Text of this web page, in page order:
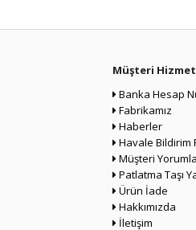
Müşteri
Banka Hesap
Fabrikamız
Haberler
Havale Bildirim
Müşteri
Patlatma Taşı
Ürün İade
Hakkımızda
İletişim